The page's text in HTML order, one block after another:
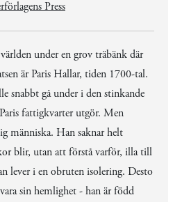
Press
under en grov träbänk där
är Paris Hallar, tiden 1700-tal.
snabbt gå under i den stinkande
fattigkvarter utgör. Men
människa. Han saknar helt
blir, utan att förstå varför, illa till
lever i en obruten isolering. Desto
sin hemlighet - han är född